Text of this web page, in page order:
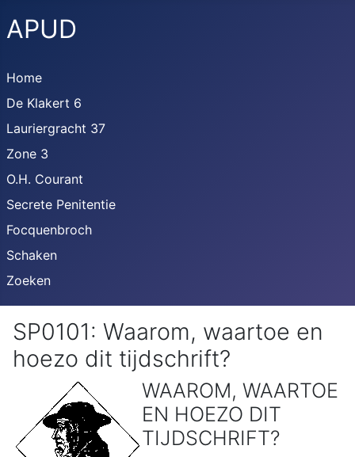
APUD
Home
De Klakert 6
Lauriergracht 37
Zone 3
O.H. Courant
Secrete Penitentie
Focquenbroch
Schaken
Zoeken
SP0101: Waarom, waartoe en
hoezo dit tijdschrift?
WAAROM, WAARTOE
EN HOEZO DIT
TIJDSCHRIFT?